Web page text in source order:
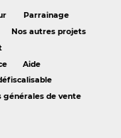
Parrainage
Nos autres projets
Aide
générales de vente